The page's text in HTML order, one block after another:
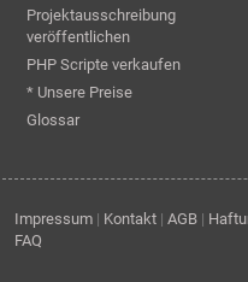
Projektausschreibung
veröffentlichen
PHP Scripte verkaufen
* Unsere Preise
Glossar
Impressum | Kontakt | AGB |
FAQ